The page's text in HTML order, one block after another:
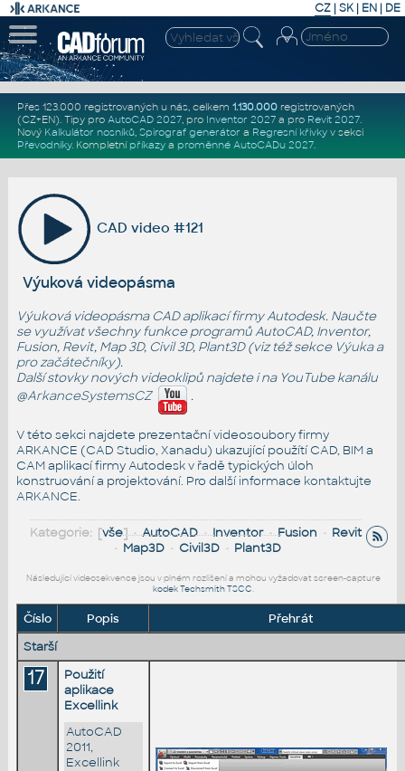
CZ | SK| EN | DE
Přes 123.000 registrovaných u nás, celkem 1.130.000registrovaných
(CZ+EN). Tipy pro AutoCAD 2027, pro Inventor 2027a pro Revit 2027.
Nový Kalkulátor nosníků, Spirograf generátor a Regresní křivkyv sekci
Převodníky. Kompletní příkazya proměnné AutoCADu 2027.
CAD video #121
Výuková videopásma
Výuková videopásma CAD aplikací firmy Autodesk. Naučte
se využívat všechny funkce programů AutoCAD, Inventor,
Fusion, Revit, Map 3D, Civil 3D, Plant3D (viz též sekce Výukaa
pro začátečníky).
Další stovky nových videoklipů najdete i na YouTube kanálu
@ArkanceSystemsCZ
.
V této sekci najdete prezentační videosoubory firmy
ARKANCE (CAD Studio, Xanadu) ukazující použítí CAD, BIM a
CAM aplikací firmy Autodesk v řadě typických úloh
konstruování a projektování. Pro další informace kontaktujte
ARKANCE.
Kategorie: [vše] •AutoCAD•Inventor•Fusion • Revit
• Map3D• Civil3D• Plant3D
Následující videosekvence jsou v plném rozlišení a mohou vyžadovat screen-capture
kodek Techsmith TSCC.
Číslo Popis
Přehrát
Starší
17
Použití
aplikace
Excellink
AutoCAD
2011,
Excellink